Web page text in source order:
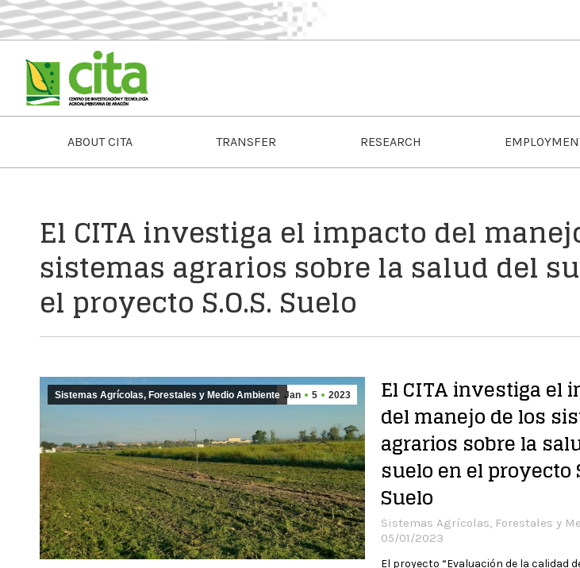
ABOUT CITA TRANSFER RESEARCH
El CITA investiga el impacto del
sistemas agrarios sobre la salud del
el proyecto S.O.S. Suelo
Jan 5 2023
Sistemas Agrícolas, Forestales y Medio Ambiente El CITA investiga el
del manejo de los
agrarios sobre la
suelo en el proyecto
Suelo
Sistemas Agrícolas, Forestales y
05/01/2023
El proyecto “Evaluación de la calidad